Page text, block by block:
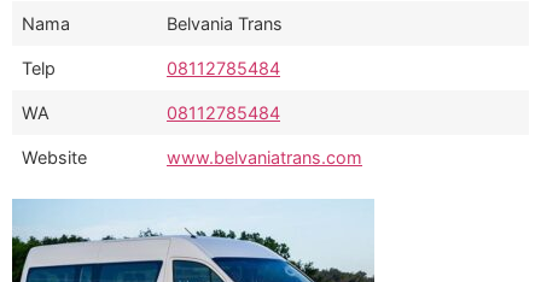
Nama Belvania Trans
Telp 08112785484
WA 08112785484
Website www.belvaniatrans.com